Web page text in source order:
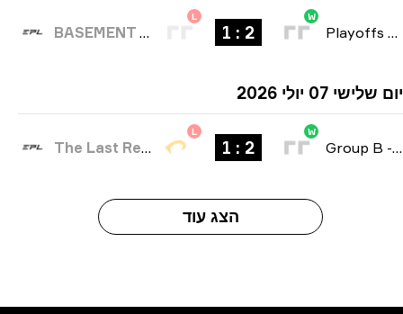
Playoffs
07 יולי 2026
Group B
The Last Resort
הצג עוד